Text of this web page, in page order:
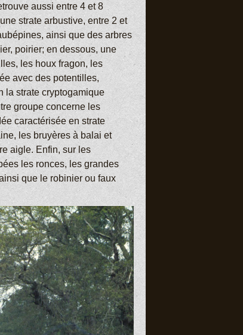
aussi entre 4 et 8
strate arbustive, entre 2 et
ainsi que des arbres
poirier; en dessous, une
les houx fragon, les
avec des potentilles,
la strate cryptogamique
groupe concerne les
caractérisée en strate
les bruyères à balai et
aigle. Enfin, sur les
les ronces, les grandes
que le robinier ou faux